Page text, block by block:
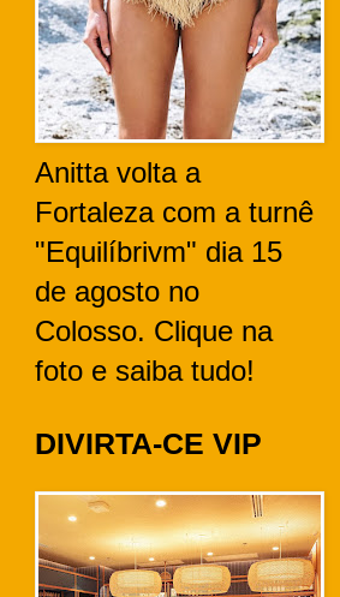
Anitta volta a
Fortaleza com a turnê
"Equilíbrivm" dia 15
de agosto no
Colosso. Clique na
foto e saiba tudo!
DIVIRTA-CE VIP